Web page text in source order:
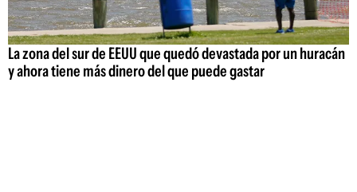
La zona del sur de EEUU que quedó devastada por un huracán
y ahora tiene más dinero del que puede gastar